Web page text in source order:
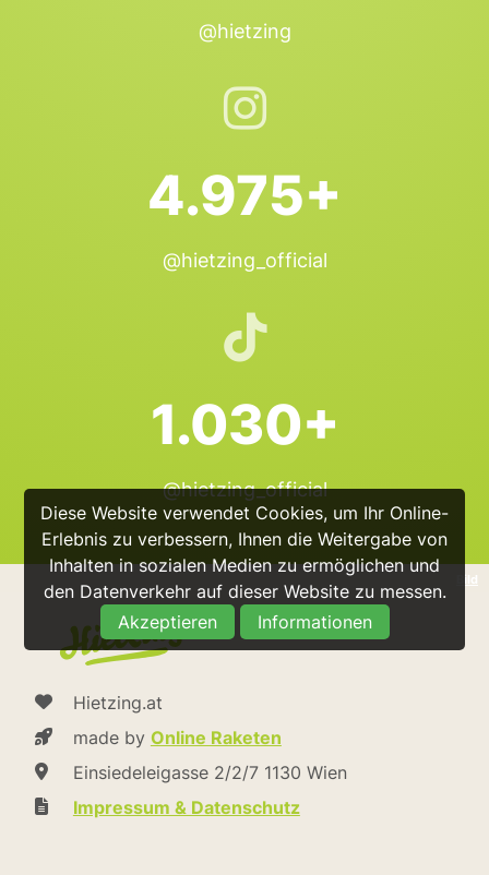
Diese Website verwendet Cookies, um Ihr Online-
Erlebnis zu verbessern, Ihnen die Weitergabe von
Inhalten in sozialen Medien zu ermöglichen und
den Datenverkehr auf dieser Website zu messen.
Akzeptieren
Informationen
@hietzing
4.975+
@hietzing_official
1.030+
@hietzing_official
Bild
Hietzing.at
made by Online Raketen
Einsiedeleigasse 2/2/7 1130 Wien
Impressum & Datenschutz